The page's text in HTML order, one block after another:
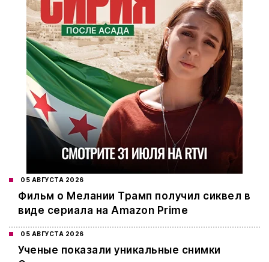
05 АВГУСТА 2026
Фильм о Мелании Трамп получил сиквел в
виде сериала на Amazon Prime
05 АВГУСТА 2026
Ученые показали уникальные снимки